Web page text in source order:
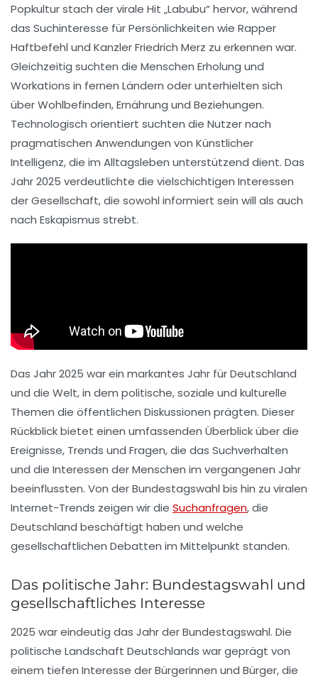
Popkulturstach der virale Hit „Labubu“ hervor, während
das Suchinteresse für Persönlichkeiten wie Rapper
Haftbefehl und Kanzler Friedrich Merz zu erkennen war.
Gleichzeitig suchten die Menschen Erholung und
Workations in fernen Ländern oder unterhielten sich
überWohlbefinden,Ernährung und Beziehungen.
Technologisch orientiert suchten die Nutzer nach
pragmatischen Anwendungen von Künstlicher
Intelligenz, die im Alltagsleben unterstützend dient. Das
Jahr 2025 verdeutlichte die vielschichtigen Interessen
der Gesellschaft, die sowohl informiert sein will als auch
nach Eskapismus strebt.
Das Jahr 2025 war ein markantes Jahr für Deutschland
und die Welt, in dem politische, soziale und kulturelle
Themen die öffentlichen Diskussionen prägten. Dieser
Rückblick bietet einen umfassenden Überblick über die
Ereignisse, Trends und Fragen, die das Suchverhalten
und die Interessen der Menschen im vergangenen Jahr
beeinflussten. Von der Bundestagswahl bis hin zu viralen
Internet-Trends zeigen wir die Suchanfragen, die
Deutschland beschäftigt haben und welche
gesellschaftlichen Debatten im Mittelpunkt standen.
Das politische Jahr: Bundestagswahl und
gesellschaftliches Interesse
2025 war eindeutig das Jahr derBundestagswahl. Die
politische Landschaft Deutschlands war geprägt von
einem tiefen Interesse der Bürgerinnen und Bürger, die